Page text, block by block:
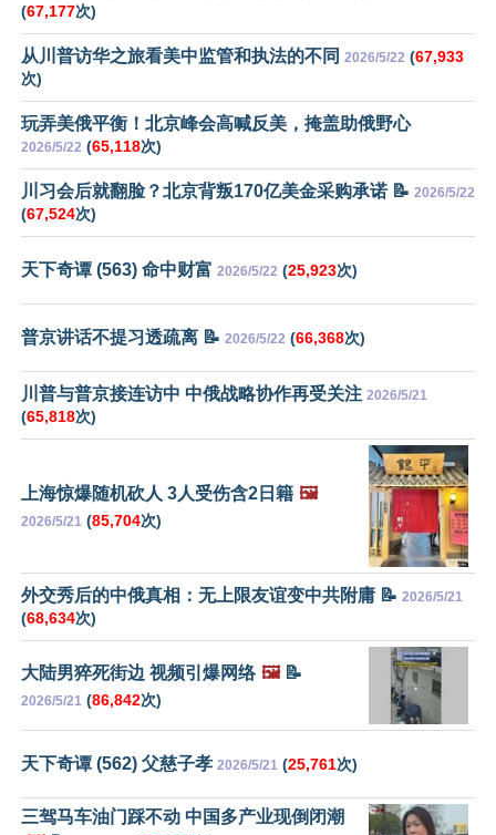
(67,177次)
从川普访华之旅看美中监管和执法的不同 2026/5/22 (67,933
次)
玩弄美俄平衡！北京峰会高喊反美，掩盖助俄野心
2026/5/22 (65,118次)
川习会后就翻脸？北京背叛170亿美金采购承诺 📝 2026/5/22
(67,524次)
天下奇谭 (563) 命中财富 2026/5/22 (25,923次)
普京讲话不提习透疏离 📝 2026/5/22 (66,368次)
川普与普京接连访中 中俄战略协作再受关注 2026/5/21
(65,818次)
上海惊爆随机砍人 3人受伤含2日籍 🖼️
2026/5/21 (85,704次)
外交秀后的中俄真相：无上限友谊变中共附庸 📝 2026/5/21
(68,634次)
大陆男猝死街边 视频引爆网络 🖼️📝
2026/5/21 (86,842次)
天下奇谭 (562) 父慈子孝 2026/5/21 (25,761次)
三驾马车油门踩不动 中国多产业现倒闭潮